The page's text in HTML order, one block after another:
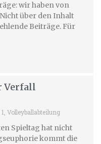
wir haben von
über den Inhalt
Beiträge. Für
Verfall
, Volleyballabteilung
Spieltag hat nicht
kommt die